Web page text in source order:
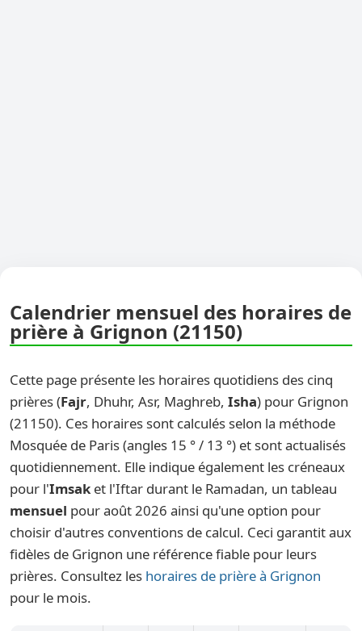
Calendrier mensuel des horaires de
prière à Grignon (21150)
Cette page présente les horaires quotidiens des cinq
prières (Fajr, Dhuhr, Asr, Maghreb, Isha) pour Grignon
(21150). Ces horaires sont calculés selon la méthode
Mosquée de Paris (angles 15 ° / 13 °) et sont actualisés
quotidiennement. Elle indique également les créneaux
pour l'Imsak et l'Iftar durant le Ramadan, un tableau
mensuel pour août 2026 ainsi qu'une option pour
choisir d'autres conventions de calcul. Ceci garantit aux
fidèles de Grignon une référence fiable pour leurs
prières. Consultez les horaires de prière à Grignon
pour le mois.